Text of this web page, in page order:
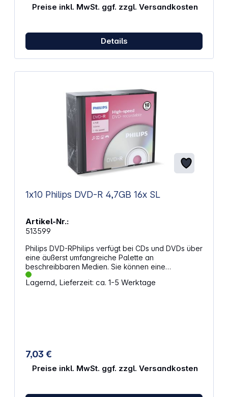
Preise inkl. MwSt. ggf. zzgl. Versandkosten
Details
1x10 Philips DVD-R 4,7GB 16x SL
Artikel-Nr.:
513599
Philips DVD-RPhilips verfügt bei CDs und DVDs über
eine äußerst umfangreiche Palette an
beschreibbaren Medien. Sie können eine
vollständige DVD in nur 5 Minuten brennen
Optimale Lösung für die Datensicherung oder
Lagernd, Lieferzeit: ca. 1-5 Werktage
7,03 €
Preise inkl. MwSt. ggf. zzgl. Versandkosten